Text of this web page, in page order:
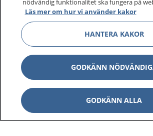
nödvändig funktionalitet ska fungera på
Läs mer om hur vi använder kakor
HANTERA KAKOR
GODKÄNN
GODKÄNN ALLA